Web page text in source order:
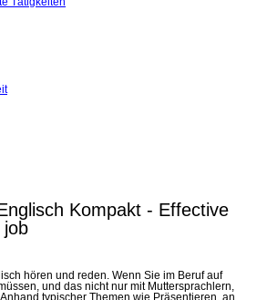
Kompakt - Effective
job
hören und reden. Wenn Sie im Beruf auf
und das nicht nur mit Muttersprachlern,
typischer Themen wie Präsentieren, an